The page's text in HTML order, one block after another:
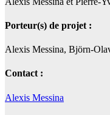
Porteur(s) de projet :
Alexis Messina, Björn-
Contact :
Alexis Messina